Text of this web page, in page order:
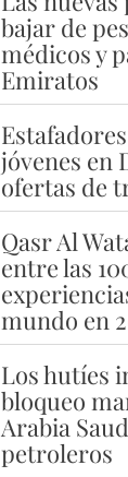
bajar de
médicos y
Emiratos
jóvenes en
ofertas de
Qasr Al
entre las
mundo en
Los hutíes
bloqueo
Arabia
petroleros